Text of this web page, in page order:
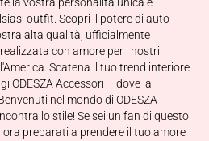
outfit. Scopri il potere di auto-
alta qualità, ufficialmente
con amore per i nostri
Scatena il tuo trend interiore
ODESZA Accessori – dove la
nel mondo di ODESZA
lo stile! Se sei un fan di questo
preparati a prendere il tuo amore